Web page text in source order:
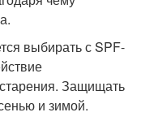
выбирать с SPF-
Защищать
и зимой.